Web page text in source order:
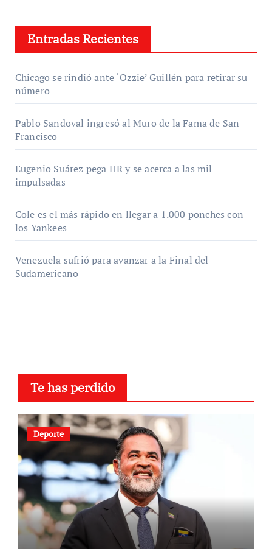
Entradas Recientes
Chicago se rindió ante ‘Ozzie’ Guillén para retirar su
número
Pablo Sandoval ingresó al Muro de la Fama de San
Francisco
Eugenio Suárez pega HR y se acerca a las mil
impulsadas
Cole es el más rápido en llegar a 1.000 ponches con
los Yankees
Venezuela sufrió para avanzar a la Final del
Sudamericano
Te has perdido
Deporte